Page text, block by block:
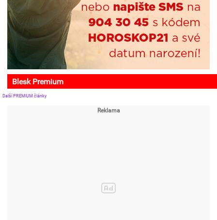
Blesk Premium
Další PREMIUM články